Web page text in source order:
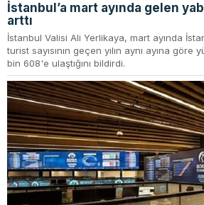
İstanbul’a mart ayında gelen
arttı
İstanbul Valisi Ali Yerlikaya, mart ayında
turist sayısının geçen yılın aynı ayına
bin 608'e ulaştığını bildirdi.